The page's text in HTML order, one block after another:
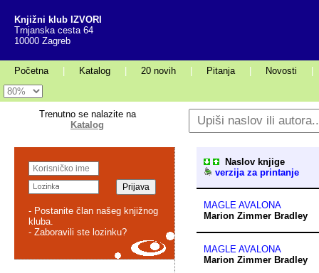
Knjižni klub IZVORI
Trnjanska cesta 64
10000 Zagreb
Početna Katalog 20 novih Pitanja Novosti
Trenutno se nalazite na
Katalog
- Postanite član našeg knjižnog
kluba.
- Zaboravili ste lozinku?
Naslov knjige
verzija za printanje
MAGLE AVALONA
Marion Zimmer Bradley
MAGLE AVALONA
Marion Zimmer Bradley